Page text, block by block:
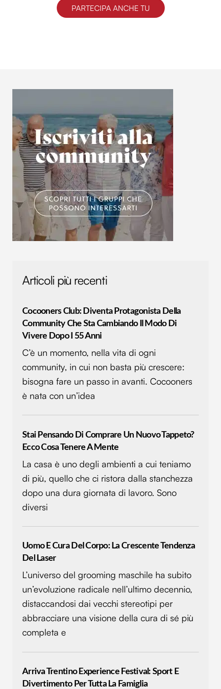
Utilizziamo i cookie per personalizzare contenuti ed
annunci, per fornire funzionalità dei social media e per
PARTECIPA ANCHE TU
Articoli più recenti
Cocooners Club: Diventa Protagonista Della
Community Che Sta Cambiando Il Modo Di
Vivere Dopo I 55 Anni
C’è un momento, nella vita di ogni
community, in cui non basta più crescere:
bisogna fare un passo in avanti. Cocooners
è nata con un’idea
Stai Pensando Di Comprare Un Nuovo Tappeto?
Ecco Cosa Tenere A Mente
La casa è uno degli ambienti a cui teniamo
di più, quello che ci ristora dalla stanchezza
dopo una dura giornata di lavoro. Sono
diversi
Uomo E Cura Del Corpo: La Crescente Tendenza
Del Laser
L’universo del grooming maschile ha subito
un’evoluzione radicale nell’ultimo decennio,
distaccandosi dai vecchi stereotipi per
abbracciare una visione della cura di sé più
completa e
Arriva Trentino Experience Festival: Sport E
Divertimento Per Tutta La Famiglia